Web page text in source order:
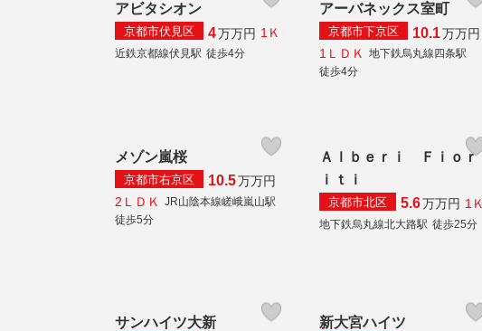
アビタシオン
京都市伏見区 4万万円 1Ｋ
近鉄京都線伏見駅 徒歩4分
アーバネックス室町
京都市下京区 10.1万万円
1ＬＤＫ
地下鉄烏丸線四条駅
徒歩4分
メゾン嵐桜
京都市右京区 10.5万万円
2ＬＤＫ
JR山陰本線嵯峨嵐山駅
徒歩5分
Ａｌｂｅｒｉ Ｆｉｏｒ
ｉｔｉ
京都市北区 5.6万万円 1Ｋ
地下鉄烏丸線北大路駅 徒歩25分
サンハイツ大新 新大宮ハイツ